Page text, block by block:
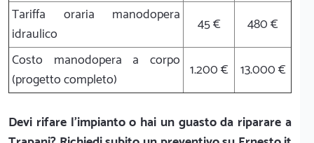
Tariffa oraria manodopera
idraulico
45 €
480 €
Costo manodopera a corpo
(progetto completo)
1.200 € 13.000 €
Devi rifare l'impianto o hai un guasto da riparare a